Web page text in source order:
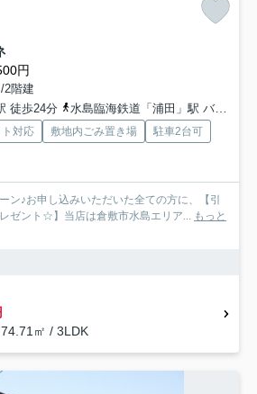
円
2階建
徒歩24分
水島臨海鉄道「浦田」駅 バス7分 下電バス「福田南中学校前」 停歩4分
対応 敷地内ごみ置き場
駐車2台可
ン♪お申し込みいただいた全ての方に、【引
ゼント☆】当店は倉敷市水島エリア...
もっと
㎡ / 3LDK